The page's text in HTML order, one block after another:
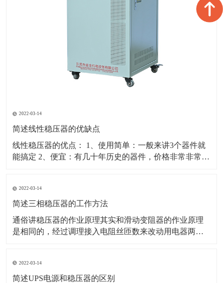
2022-03-14
简述线性稳压器的优缺点
线性稳压器的优点： 1、使用简单：一般来讲3个器件就
能搞定 2、便宜：有几十年历史的器件，价格非常非常便
电路供电系统中，一般会选用线性稳压器来保证好的性
能 4、响应
2022-03-14
简述三相稳压器的工作方法
通俗讲稳压器的作业原理其实和滑动变阻器的作业原理
是相同的，经过调理接入电阻丝匝数来改动用电器两头
输入电压的时候如果输出设置的这个点高于220V时，变
压器就会自动地在降压状况下作业，但是如若
2022-03-14
简述UPS电源和稳压器的区别